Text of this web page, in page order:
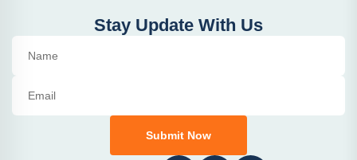
Stay Update With Us
Submit Now